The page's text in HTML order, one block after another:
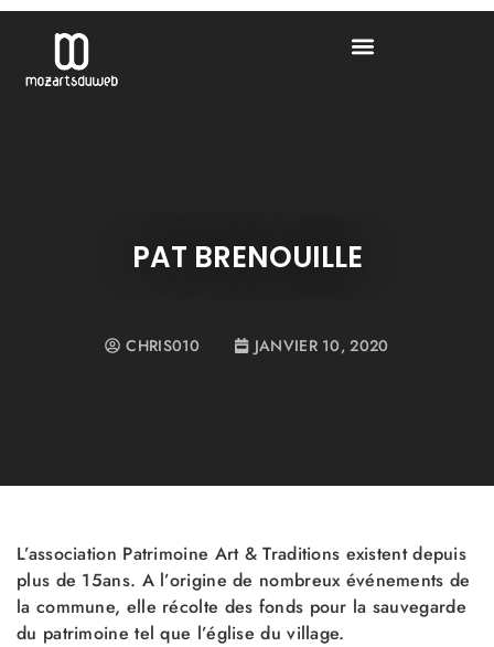
PAT BRENOUILLE
CHRIS010 JANVIER 10, 2020
L’association Patrimoine Art & Traditions existent depuis
plus de 15ans. A l’origine de nombreux événements de
la commune, elle récolte des fonds pour la sauvegarde
du patrimoine tel que l’église du village.